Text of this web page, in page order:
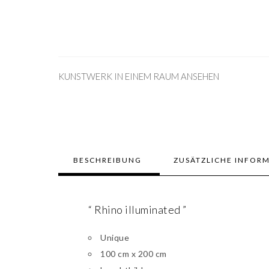
KUNSTWERK IN EINEM RAUM ANSEHEN
BESCHREIBUNG ZUSÄTZLICHE
“ Rhino illuminated ”
Unique
100 cm x 200 cm